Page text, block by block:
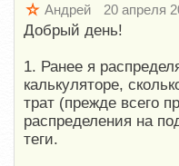
Андрей 20 апреля
Добрый день!
1. Ранее я
калькуляторе,
трат (прежде всего
распределения на
теги.